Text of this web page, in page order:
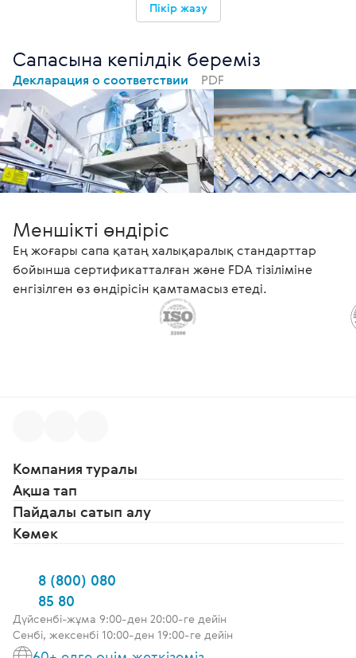
Пікір жазу
Сапасына кепілдік береміз
Декларация о соответствии PDF
Меншікті өндіріс
Ең жоғары сапа қатаң халықаралық стандарттар
бойынша сертификатталған және FDA тізіліміне
енгізілген өз өндірісін қамтамасыз етеді.
Компания туралы
Ақша тап
Пайдалы сатып алу
Көмек
8 (800) 080
85 80
Дүйсенбі-жұма 9:00-ден 20:00-ге дейін
Сенбі, жексенбі 10:00-ден 19:00-ге дейін